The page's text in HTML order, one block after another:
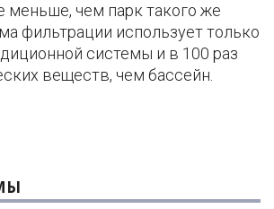
меньше, чем парк такого же
фильтрации использует только
системы и в 100 раз
веществ, чем бассейн.